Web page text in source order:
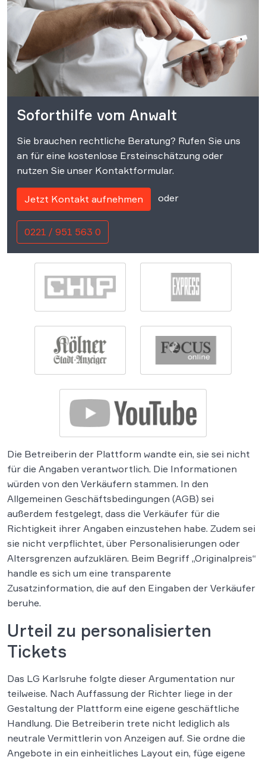
Soforthilfe vom Anwalt
Sie brauchen rechtliche Beratung? Rufen Sie uns
an für eine kostenlose Ersteinschätzung oder
nutzen Sie unser Kontaktformular.
Jetzt Kontakt aufnehmen oder
0221 / 951 563 0
Die Betreiberin der Plattform wandte ein, sie sei nicht
für die Angaben verantwortlich. Die Informationen
würden von den Verkäufern stammen. In den
Allgemeinen Geschäftsbedingungen (AGB) sei
außerdem festgelegt, dass die Verkäufer für die
Richtigkeit ihrer Angaben einzustehen habe. Zudem sei
sie nicht verpflichtet, über Personalisierungen oder
Altersgrenzen aufzuklären. Beim Begriff „Originalpreis“
handle es sich um eine transparente
Zusatzinformation, die auf den Eingaben der Verkäufer
beruhe.
Urteil zu personalisierten
Tickets
Das LG Karlsruhe folgte dieser Argumentation nur
teilweise. Nach Auffassung der Richter liege in der
Gestaltung der Plattform eine eigene geschäftliche
Handlung. Die Betreiberin trete nicht lediglich als
neutrale Vermittlerin von Anzeigen auf. Sie ordne die
Angebote in ein einheitliches Layout ein, füge eigene